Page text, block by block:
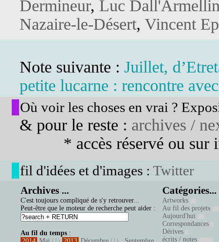
Dermineur, Luc
Nazaire-le-Désert, Vincent
Note suivante : Juillet,
petite lucarne : rencontre
Où voir les choses en vrai ?
& pour le reste : archives /
* accès réservé ou sur
fil d'idées et d'images : Twitter
Archives ...
C'est toujours compliqué de s'y retrouver...
Peut-être que le moteur de recherche peut aider :
Au fil du temps :
Catégories...
Artworks
Au fil des projets
Aujourd'hui
Correspondances
Dérives
écrits / notes